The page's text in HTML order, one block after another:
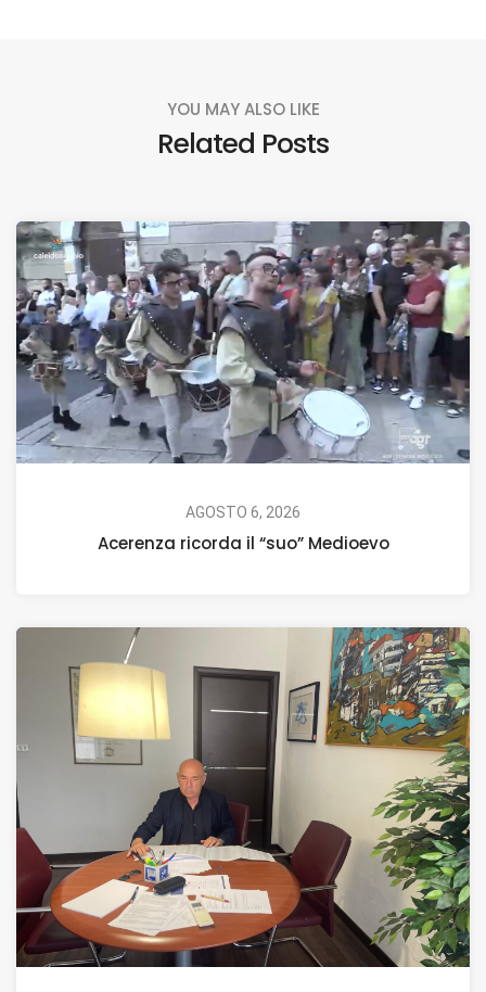
YOU MAY ALSO LIKE
Related Posts
AGOSTO 6, 2026
Acerenza ricorda il “suo” Medioevo